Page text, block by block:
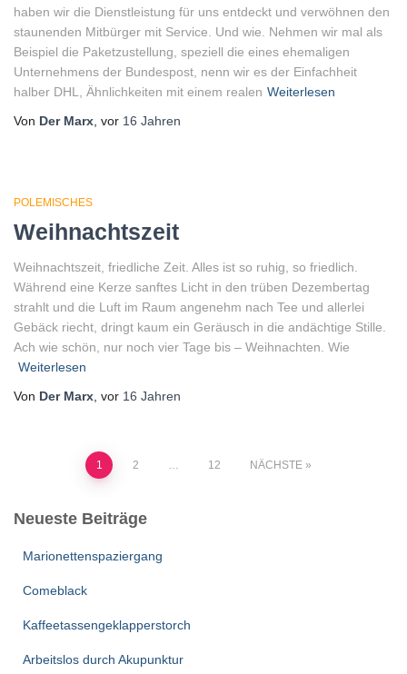
haben wir die Dienstleistung für uns entdeckt und verwöhnen den
staunenden Mitbürger mit Service. Und wie. Nehmen wir mal als
Beispiel die Paketzustellung, speziell die eines ehemaligen
Unternehmens der Bundespost, nenn wir es der Einfachheit
halber DHL, Ähnlichkeiten mit einem realen Weiterlesen
Von Der Marx , vor 16 Jahren
POLEMISCHES
Weihnachtszeit
Weihnachtszeit, friedliche Zeit. Alles ist so ruhig, so friedlich.
Während eine Kerze sanftes Licht in den trüben Dezembertag
strahlt und die Luft im Raum angenehm nach Tee und allerlei
Gebäck riecht, dringt kaum ein Geräusch in die andächtige Stille.
Ach wie schön, nur noch vier Tage bis – Weihnachten. Wie
Weiterlesen
Von Der Marx , vor 16 Jahren
Seitennummerierung
der
Beiträge
1 2 … 12 NÄCHSTE
Neueste Beiträge
Marionettenspaziergang
Comeblack
Kaffeetassengeklapperstorch
Arbeitslos durch Akupunktur